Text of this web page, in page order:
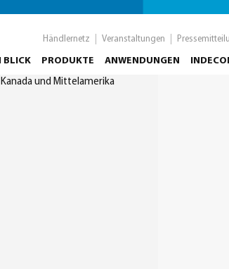
Händlernetz Veranstaltungen
BLICK PRODUKTE ANWENDUNGEN
und Mittelamerika